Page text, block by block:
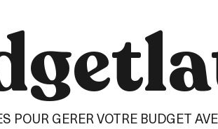
POUR GERER VOTRE BUDGET